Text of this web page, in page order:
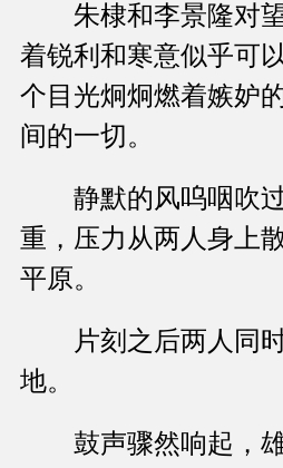
朱棣和李景隆对望
着锐利和寒意似乎可
个目光炯炯燃着嫉妒
间的一切。
静默的风呜咽吹过
重，压力从两人身上
平原。
片刻之后两人同时
地。
鼓声骤然响起，雄